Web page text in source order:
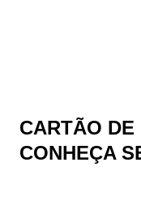
CARTÃO DE
CONHEÇA